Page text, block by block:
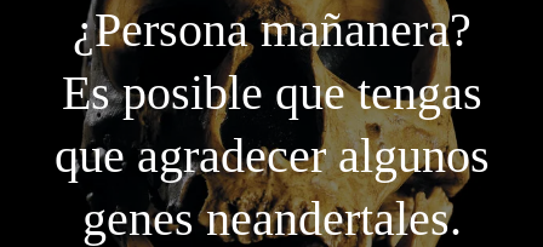
¿Persona mañanera?
Es posible que tengas
que agradecer algunos
genes neandertales.